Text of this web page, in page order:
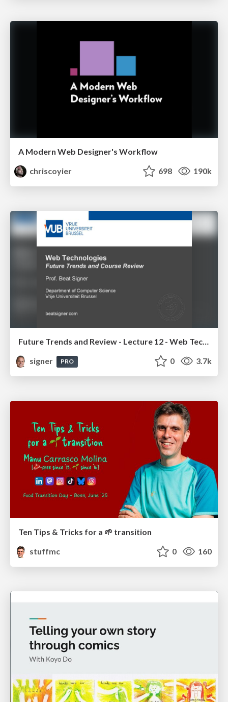
A Modern Web Designer's Workflow
chriscoyier
698 190k
Future Trends and Review - Lecture 12 - Web Technologies (1019888BNR)
signer
PRO 0 3.7k
Ten Tips & Tricks for a 🌱 transition
stuffmc
0 160